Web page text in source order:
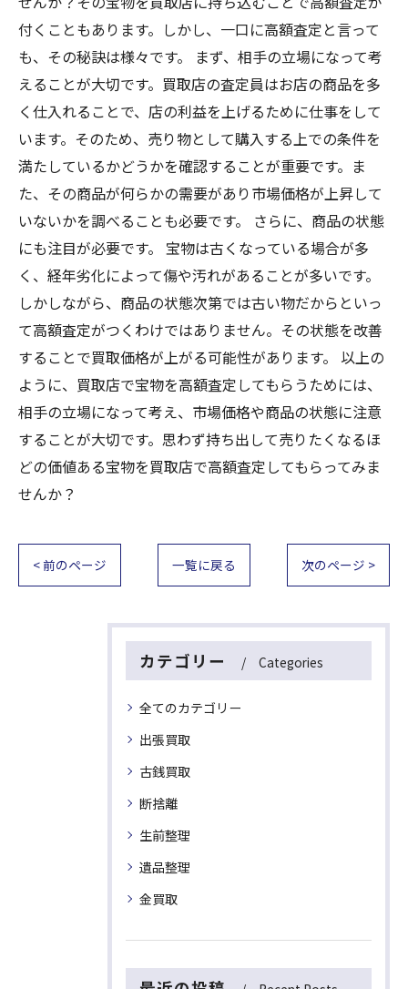
付くこともあります。しかし、一口に高額査定と言って
も、その秘訣は様々です。 まず、相手の立場になって考
えることが大切です。買取店の査定員はお店の商品を多
く仕入れることで、店の利益を上げるために仕事をして
います。そのため、売り物として購入する上での条件を
満たしているかどうかを確認することが重要です。ま
た、その商品が何らかの需要があり市場価格が上昇して
いないかを調べることも必要です。 さらに、商品の状態
にも注目が必要です。 宝物は古くなっている場合が多
く、経年劣化によって傷や汚れがあることが多いです。
しかしながら、商品の状態次第では古い物だからといっ
て高額査定がつくわけではありません。その状態を改善
することで買取価格が上がる可能性があります。 以上の
ように、買取店で宝物を高額査定してもらうためには、
相手の立場になって考え、市場価格や商品の状態に注意
することが大切です。思わず持ち出して売りたくなるほ
どの価値ある宝物を買取店で高額査定してもらってみま
せんか？
< 前のページ 一覧に戻る 次のページ >
カテゴリー Categories
全てのカテゴリー
出張買取
古銭買取
断捨離
生前整理
遺品整理
金買取